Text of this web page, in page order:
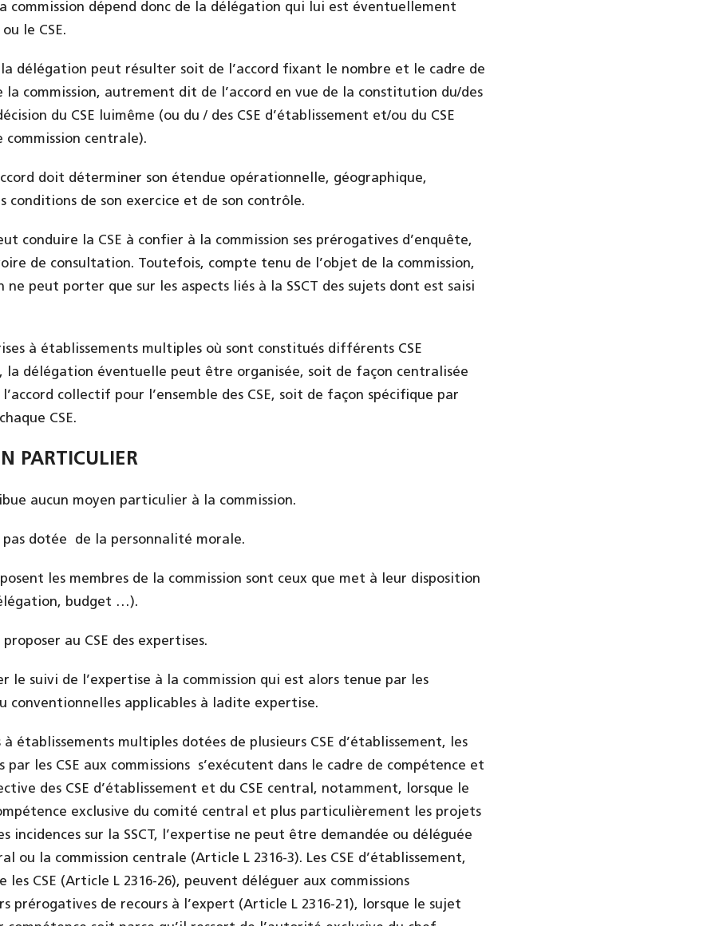
commission dépend donc de la délégation qui lui est éventuellement
le CSE.
délégation peut résulter soit de l’accord fixant le nombre et le cadre de
la commission, autrement dit de l’accord en vue de la constitution du/des
du CSE luimême (ou du / des CSE d’établissement et/ou du CSE
centrale).
doit déterminer son étendue opérationnelle, géographique,
de son exercice et de son contrôle.
conduire la CSE à confier à la commission ses prérogatives d’enquête,
de consultation. Toutefois, compte tenu de l’objet de la commission,
peut porter que sur les aspects liés à la SSCT des sujets dont est saisi
à établissements multiples où sont constitués différents CSE
la délégation éventuelle peut être organisée, soit de façon centralisée
collectif pour l’ensemble des CSE, soit de façon spécifique par
CSE.
PARTICULIER
aucun moyen particulier à la commission.
pas dotée de la personnalité morale.
les membres de la commission sont ceux que met à leur disposition
budget …).
au CSE des expertises.
le suivi de l’expertise à la commission qui est alors tenue par les
conventionnelles applicables à ladite expertise.
à établissements multiples dotées de plusieurs CSE d’établissement, les
par les CSE aux commissions s’exécutent dans le cadre de compétence et
des CSE d’établissement et du CSE central, notamment, lorsque le
exclusive du comité central et plus particulièrement les projets
incidences sur la SSCT, l’expertise ne peut être demandée ou déléguée
ou la commission centrale (Article L 2316-3). Les CSE d’établissement,
CSE (Article L 2316-26), peuvent déléguer aux commissions
prérogatives de recours à l’expert (Article L 2316-21), lorsque le sujet